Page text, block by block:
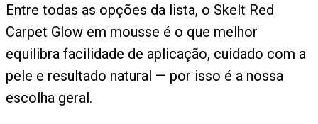
Entre todas as opções da lista, o Skelt Red
Carpet Glow em mousse é o que melhor
equilibra facilidade de aplicação, cuidado com a
pele e resultado natural — por isso é a nossa
escolha geral.